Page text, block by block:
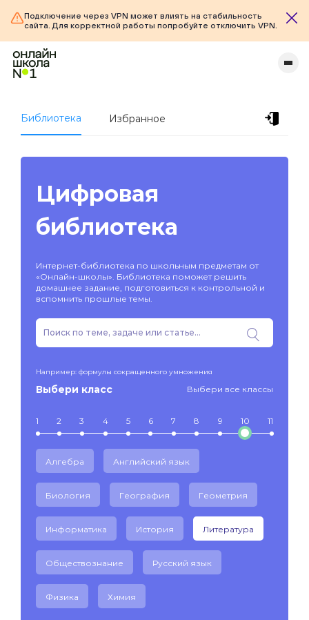
Подключение через VPN может влиять на стабильность
сайта. Для корректной работы попробуйте отключить VPN.
Библиотека Избранное
Цифровая
библиотека
Интернет-библиотека по школьным предметам от
«Онлайн-школы». Библиотека поможет решить
домашнее задание, подготовиться к контрольной и
вспомнить прошлые темы.
Например: формулы сокращенного умножения
Выбери класс Выбери все классы
1 2 3 4 5 6 7 8 9 10 11
Алгебра Английский язык
Биология География Геометрия
Информатика История Литература
Обществознание Русский язык
Физика Химия